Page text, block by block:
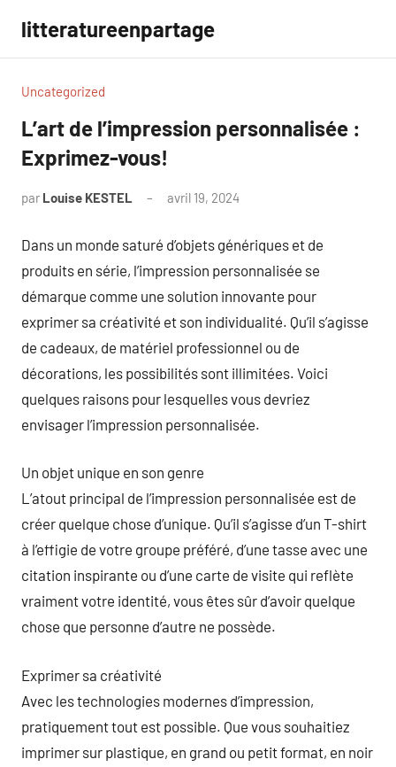
contenu
litteratureenpartage
Uncategorized
L’art de l’impression personnalisée :
Exprimez-vous!
par Louise KESTEL avril 19, 2024
Dans un monde saturé d’objets génériques et de
produits en série, l’impression personnalisée se
démarque comme une solution innovante pour
exprimer sa créativité et son individualité. Qu’il s’agisse
de cadeaux, de matériel professionnel ou de
décorations, les possibilités sont illimitées. Voici
quelques raisons pour lesquelles vous devriez
envisager l’impression personnalisée.
Un objet unique en son genre
L’atout principal de l’impression personnalisée est de
créer quelque chose d’unique. Qu’il s’agisse d’un T-shirt
à l’effigie de votre groupe préféré, d’une tasse avec une
citation inspirante ou d’une carte de visite qui reflète
vraiment votre identité, vous êtes sûr d’avoir quelque
chose que personne d’autre ne possède.
Exprimer sa créativité
Avec les technologies modernes d’impression,
pratiquement tout est possible. Que vous souhaitiez
imprimer sur plastique, en grand ou petit format, en noir